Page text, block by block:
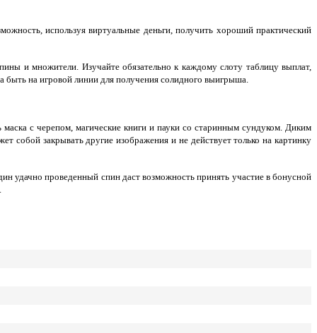
используя виртуальные деньги, получить хороший практический
и множители. Изучайте обязательно к каждому слоту таблицу выплат,
быть на игровой линии для получения солидного выигрыша.
с черепом, магические книги и пауки со старинным сундуком. Диким
закрывать другие изображения и не действует только на картинку
удачно проведенный спин даст возможность принять участие в бонусной